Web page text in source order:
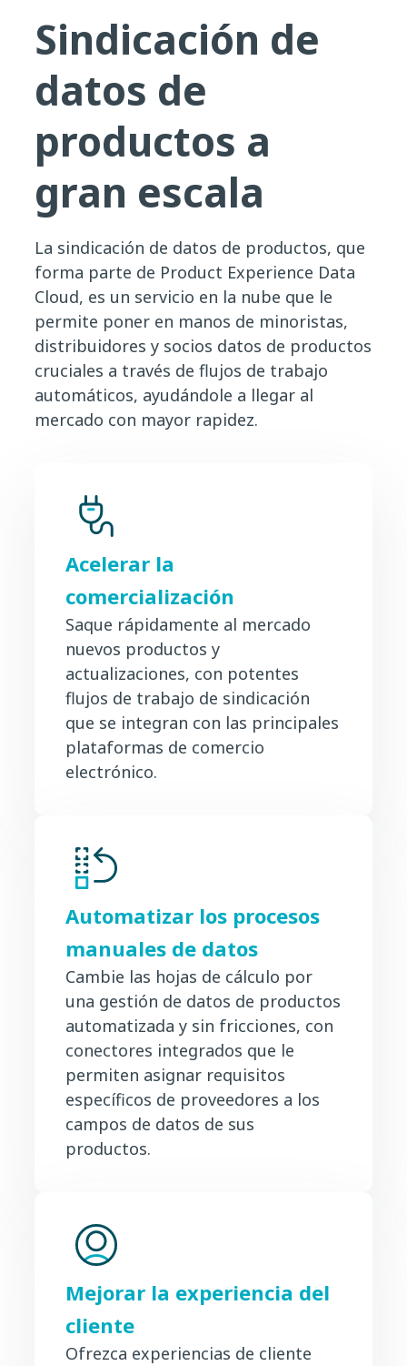
Sindicación de
datos de
productos a
gran escala
La sindicación de datos de productos, que
forma parte de Product Experience Data
Cloud, es un servicio en la nube que le
permite poner en manos de minoristas,
distribuidores y socios datos de productos
cruciales a través de flujos de trabajo
automáticos, ayudándole a llegar al
mercado con mayor rapidez.
Acelerar la
comercialización
Saque rápidamente al mercado
nuevos productos y
actualizaciones, con potentes
flujos de trabajo de sindicación
que se integran con las principales
plataformas de comercio
electrónico.
Automatizar los procesos
manuales de datos
Cambie las hojas de cálculo por
una gestión de datos de productos
automatizada y sin fricciones, con
conectores integrados que le
permiten asignar requisitos
específicos de proveedores a los
campos de datos de sus
productos.
Mejorar la experiencia del
cliente
Ofrezca experiencias de cliente